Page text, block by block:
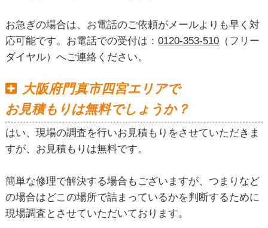
お急ぎの場合は、お電話のご依頼がメールよりも早く対
応可能です。お電話での受付は： 0120-353-510（フリー
ダイヤル）へご連絡ください。
大阪府門真市四宮エリアで
お見積もりは無料でしょうか？
はい、現場の調査を行いお見積もりをさせていただきま
すが、お見積もりは無料です。
簡単な修理で解決する場合もございますが、つまりなど
の場合はどこの場所で詰まっているかを判断するために
現場調査とさせていただいております。